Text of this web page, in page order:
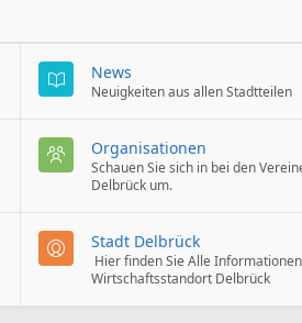
News
Neuigkeiten aus allen Stadtteilen
Organisationen
Schauen Sie sich in bei den
Delbrück um.
Stadt Delbrück
Hier finden Sie Alle
Wirtschaftsstandort Delbrück